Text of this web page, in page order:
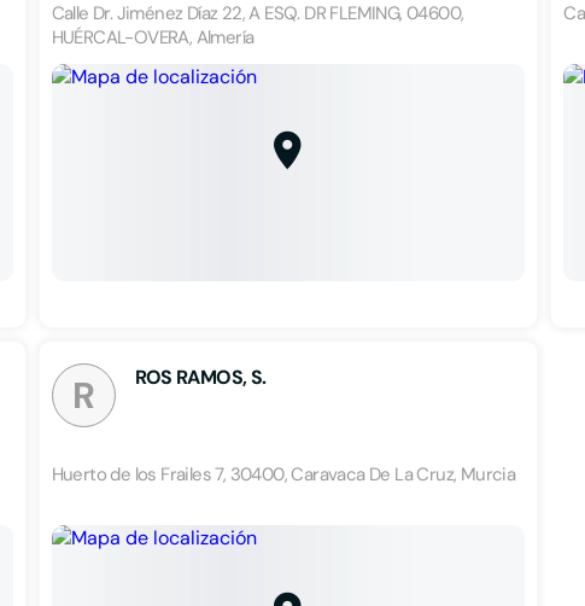
Calle Dr. Jiménez Díaz 22, A ESQ. DR FLEMING, 04600,
HUÉRCAL-OVERA, Almería
R ROS RAMOS, S.
Huerto de los Frailes 7, 30400, Caravaca De La Cruz, Murcia